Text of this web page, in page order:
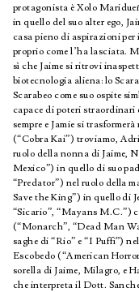
protagonista è Xolo
in quello del suo alter ego,
casa pieno di aspirazioni
proprio come l’ha lasciata.
sì che Jaime si ritrovi
biotecnologia aliena: lo
Scarabeo come suo ospite
capace di poteri straordinari
sempre e Jamie si
(“Cobra Kai”) troviamo,
ruolo della nonna di Jaime,
Mexico”) in quello di suo
“Predator”) nel ruolo della
Save the King”) in quello di
“Sicario”, “Mayans M.C.”)
(“Monarch”, “Dead Man
saghe di “Rio” e “I Puffi”)
Escobedo (“American
sorella di Jaime, Milagro, e
che interpreta il Dott.